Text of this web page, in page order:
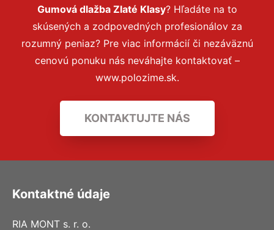
Gumová dlažba Zlaté Klasy? Hľadáte na to
skúsených a zodpovedných profesionálov za
rozumný peniaz? Pre viac informácií či nezáväznú
cenovú ponuku nás neváhajte kontaktovať –
www.polozime.sk.
KONTAKTUJTE NÁS
Kontaktné údaje
RIA MONT s. r. o.